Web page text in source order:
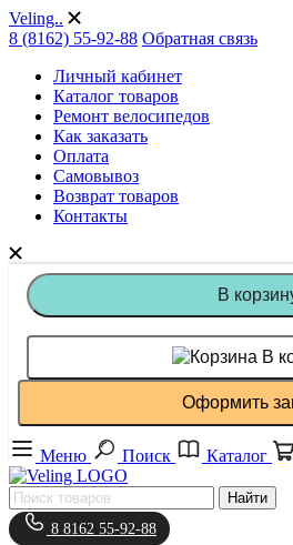
Veling..
8 (8162) 55-92-88 Обратная связь
Личный кабинет
Каталог товаров
Ремонт велосипедов
Как заказать
Оплата
Самовывоз
Возврат товаров
Контакты
В
В
Оформить
Меню Поиск Каталог
Найти
8 8162 55-92-88